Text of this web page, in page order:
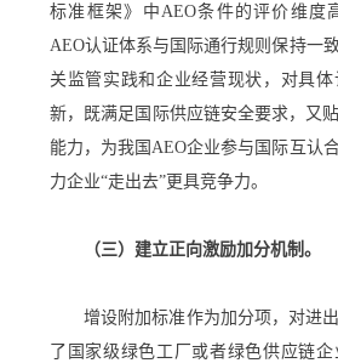
标准框架》中AEO条件的评价维度
AEO认证体系与国际通行规则保持一
关监管实践和企业经营现状，对具
新，既满足国际供应链安全要求，又
能力，为我国AEO企业参与国际互认
力企业“走出去”更具竞争力。
（三）建立正向激励加分机制。
增设附加标准作为加分项，对进
了国家级绿色工厂或者绿色供应链